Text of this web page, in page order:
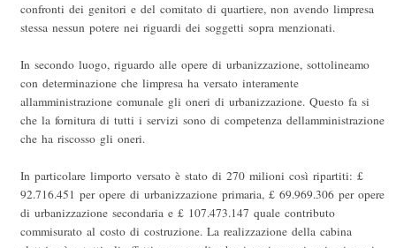
confronti dei genitori e del comitato di quartiere, non avendo limpresa
stessa nessun potere nei riguardi dei soggetti sopra menzionati.
In secondo luogo, riguardo alle opere di urbanizzazione, sottolineamo
con determinazione che limpresa ha versato interamente
allamministrazione comunale gli oneri di urbanizzazione. Questo fa si
che la fornitura di tutti i servizi sono di competenza dellamministrazione
che ha riscosso gli oneri.
In particolare limporto versato è stato di 270 milioni così ripartiti: £
92.716.451 per opere di urbanizzazione primaria, £ 69.969.306 per opere
di urbanizzazione secondaria e £ 107.473.147 quale contributo
commisurato al costo di costruzione. La realizzazione della cabina